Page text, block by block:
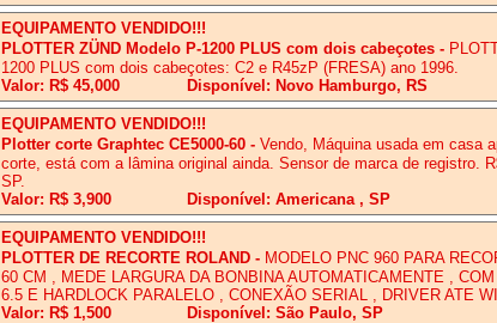
EQUIPAMENTO VENDIDO!!!
PLOTTER ZÜND Modelo P-1200 PLUS com dois cabeçotes -
1200 PLUS com dois cabeçotes: C2 e R45zP (FRESA) ano 1996.
Valor: R$ 45,000
Disponível: Novo Hamburgo, RS
EQUIPAMENTO VENDIDO!!!
Plotter corte Graphtec CE5000-60 - Vendo, Máquina usada em casa
corte, está com a lâmina original ainda. Sensor de marca de registro.
SP.
Valor: R$ 3,900
Disponível: Americana , SP
EQUIPAMENTO VENDIDO!!!
PLOTTER DE RECORTE ROLAND - MODELO PNC 960 PARA
60 CM , MEDE LARGURA DA BONBINA AUTOMATICAMENTE ,
6.5 E HARDLOCK PARALELO , CONEXÃO SERIAL , DRIVER ATE
Valor: R$ 1,500
Disponível: São Paulo, SP